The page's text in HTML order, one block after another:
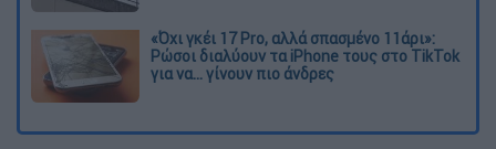
«Όχι γκέι 17 Pro, αλλά σπασμένο 11άρι»:
Ρώσοι διαλύουν τα iPhone τους στο TikTok
για να... γίνουν πιο άνδρες